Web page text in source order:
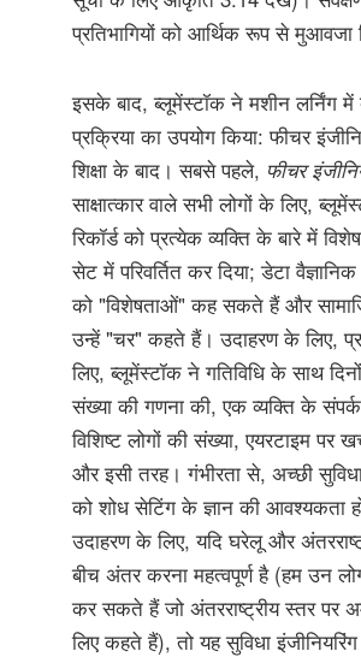
प्रतिभागियों को आर्थिक रूप से मुआवजा
इसके बाद, ब्लूमेंस्टॉक ने मशीन लर्निंग में
प्रक्रिया का उपयोग किया: फीचर
शिक्षा के बाद। सबसे पहले, फीचर
साक्षात्कार वाले सभी लोगों के लिए,
रिकॉर्ड को प्रत्येक व्यक्ति के बारे में
सेट में परिवर्तित कर दिया; डेटा
को "विशेषताओं" कह सकते हैं और
उन्हें "चर" कहते हैं। उदाहरण के लिए,
लिए, ब्लूमेंस्टॉक ने गतिविधि के साथ
संख्या की गणना की, एक व्यक्ति के
विशिष्ट लोगों की संख्या, एयरटाइम पर
और इसी तरह। गंभीरता से, अच्छी
को शोध सेटिंग के ज्ञान की आवश्यकता
उदाहरण के लिए, यदि घरेलू और
बीच अंतर करना महत्वपूर्ण है (हम उन
कर सकते हैं जो अंतरराष्ट्रीय स्तर पर
लिए कहते हैं), तो यह सुविधा